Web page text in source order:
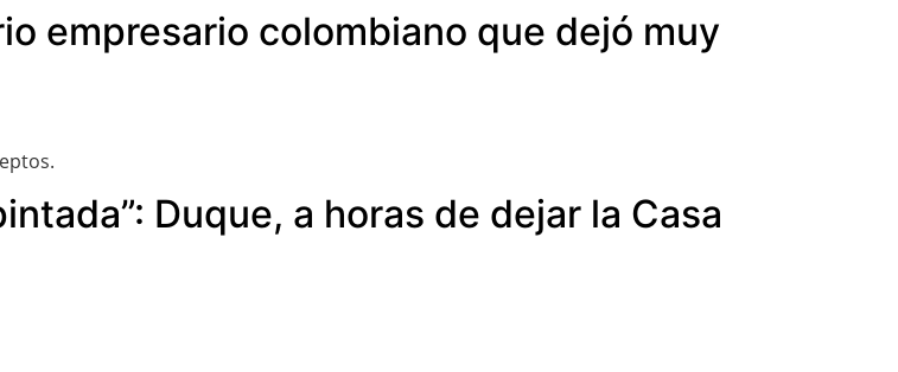
empresario colombiano que dejó muy
Duque, a horas de dejar la Casa